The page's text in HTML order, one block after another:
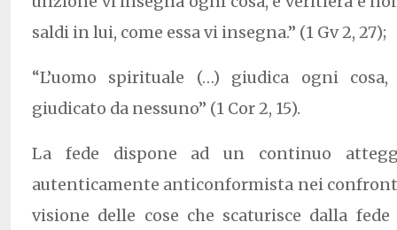
saldi in lui, come essa vi insegna.” (1 Gv 2, 27);
“L’uomo spirituale (…) giudica ogni
giudicato da nessuno” (1 Cor 2, 15).
La fede dispone ad un continuo
autenticamente anticonformista nei confronti
visione delle cose che scaturisce dalla